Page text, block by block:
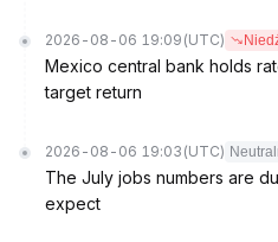
2026-08-06 19:09 (UTC)
Mexico central bank holds
target return
2026-08-06 19:03 (UTC)
The July jobs numbers are
expect